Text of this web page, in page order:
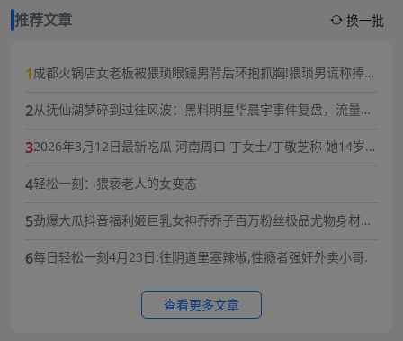
推荐文章 换一批
1成都火锅店女老板被猥琐眼镜男背后环抱抓胸!猥琐男谎称捧女
2从抚仙湖梦碎到过往风波：黑料明星华晨宇事件复盘，流量与
32026年3月12日最新吃瓜 河南周口 丁女士/丁敬芝称 她14岁时
暴力虐待囚禁
4轻松一刻：猥亵老人的女变态
5劲爆大瓜抖音福利姬巨乳女神乔乔子百万粉丝极品尤物身材纤
的快乐体验
6每日轻松一刻4月23日:往阴道里塞辣椒,性瘾者强奸外卖小哥.
查看更多文章